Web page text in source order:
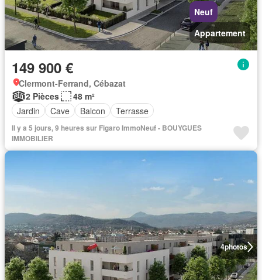
Neuf
Appartement
149 900 €
Clermont-Ferrand, Cébazat
2 Pièces
48 m²
Jardin
Cave Balcon Terrasse
Il y a 5 jours, 9 heures sur Figaro ImmoNeuf - BOUYGUES
IMMOBILIER
4photos